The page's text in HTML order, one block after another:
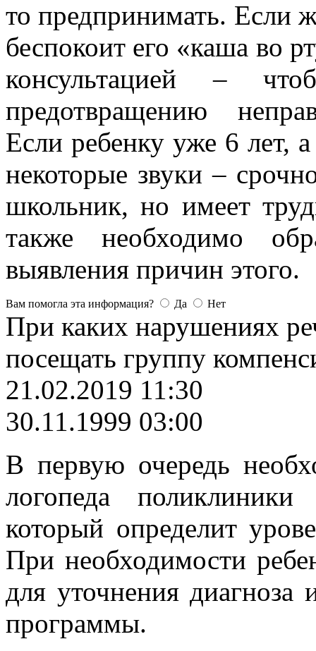
то предпринимать. Если
беспокоит его «каша во
консультацией –
предотвращению
Если ребенку уже 6 лет,
некоторые звуки –
школьник, но имеет
также необходимо
выявления причин этого.
Вам помогла эта информация? Да Нет
При каких нарушениях
посещать группу
21.02.2019 11:30
30.11.1999 03:00
В первую очередь
логопеда
который определит
При необходимости
для уточнения диагноза
программы.